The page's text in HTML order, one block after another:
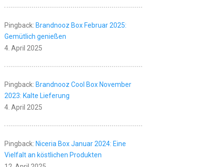
Pingback: Brandnooz Box Februar 2025:
Gemütlich genießen
4. April 2025
Pingback: Brandnooz Cool Box November
2023: Kalte Lieferung
4. April 2025
Pingback: Niceria Box Januar 2024: Eine
Vielfalt an köstlichen Produkten